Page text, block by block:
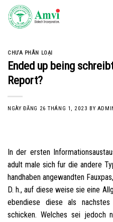
Skip
content
CHƯA PHÂN LOẠI
Ended up being
Report?
NGÀY ĐĂNG 26 THÁNG 1, 2023 BY
In der ersten
adult male sich fur die andere
handhaben angewandten
D. h., auf diese weise sie eine
ebendiese diese als
schicken. Welches sei jedoch